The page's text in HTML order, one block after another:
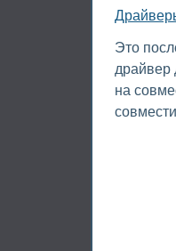
Это
драйвер
на